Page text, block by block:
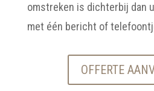
omstreken is dichterbij dan
met één bericht of
OFFERTE